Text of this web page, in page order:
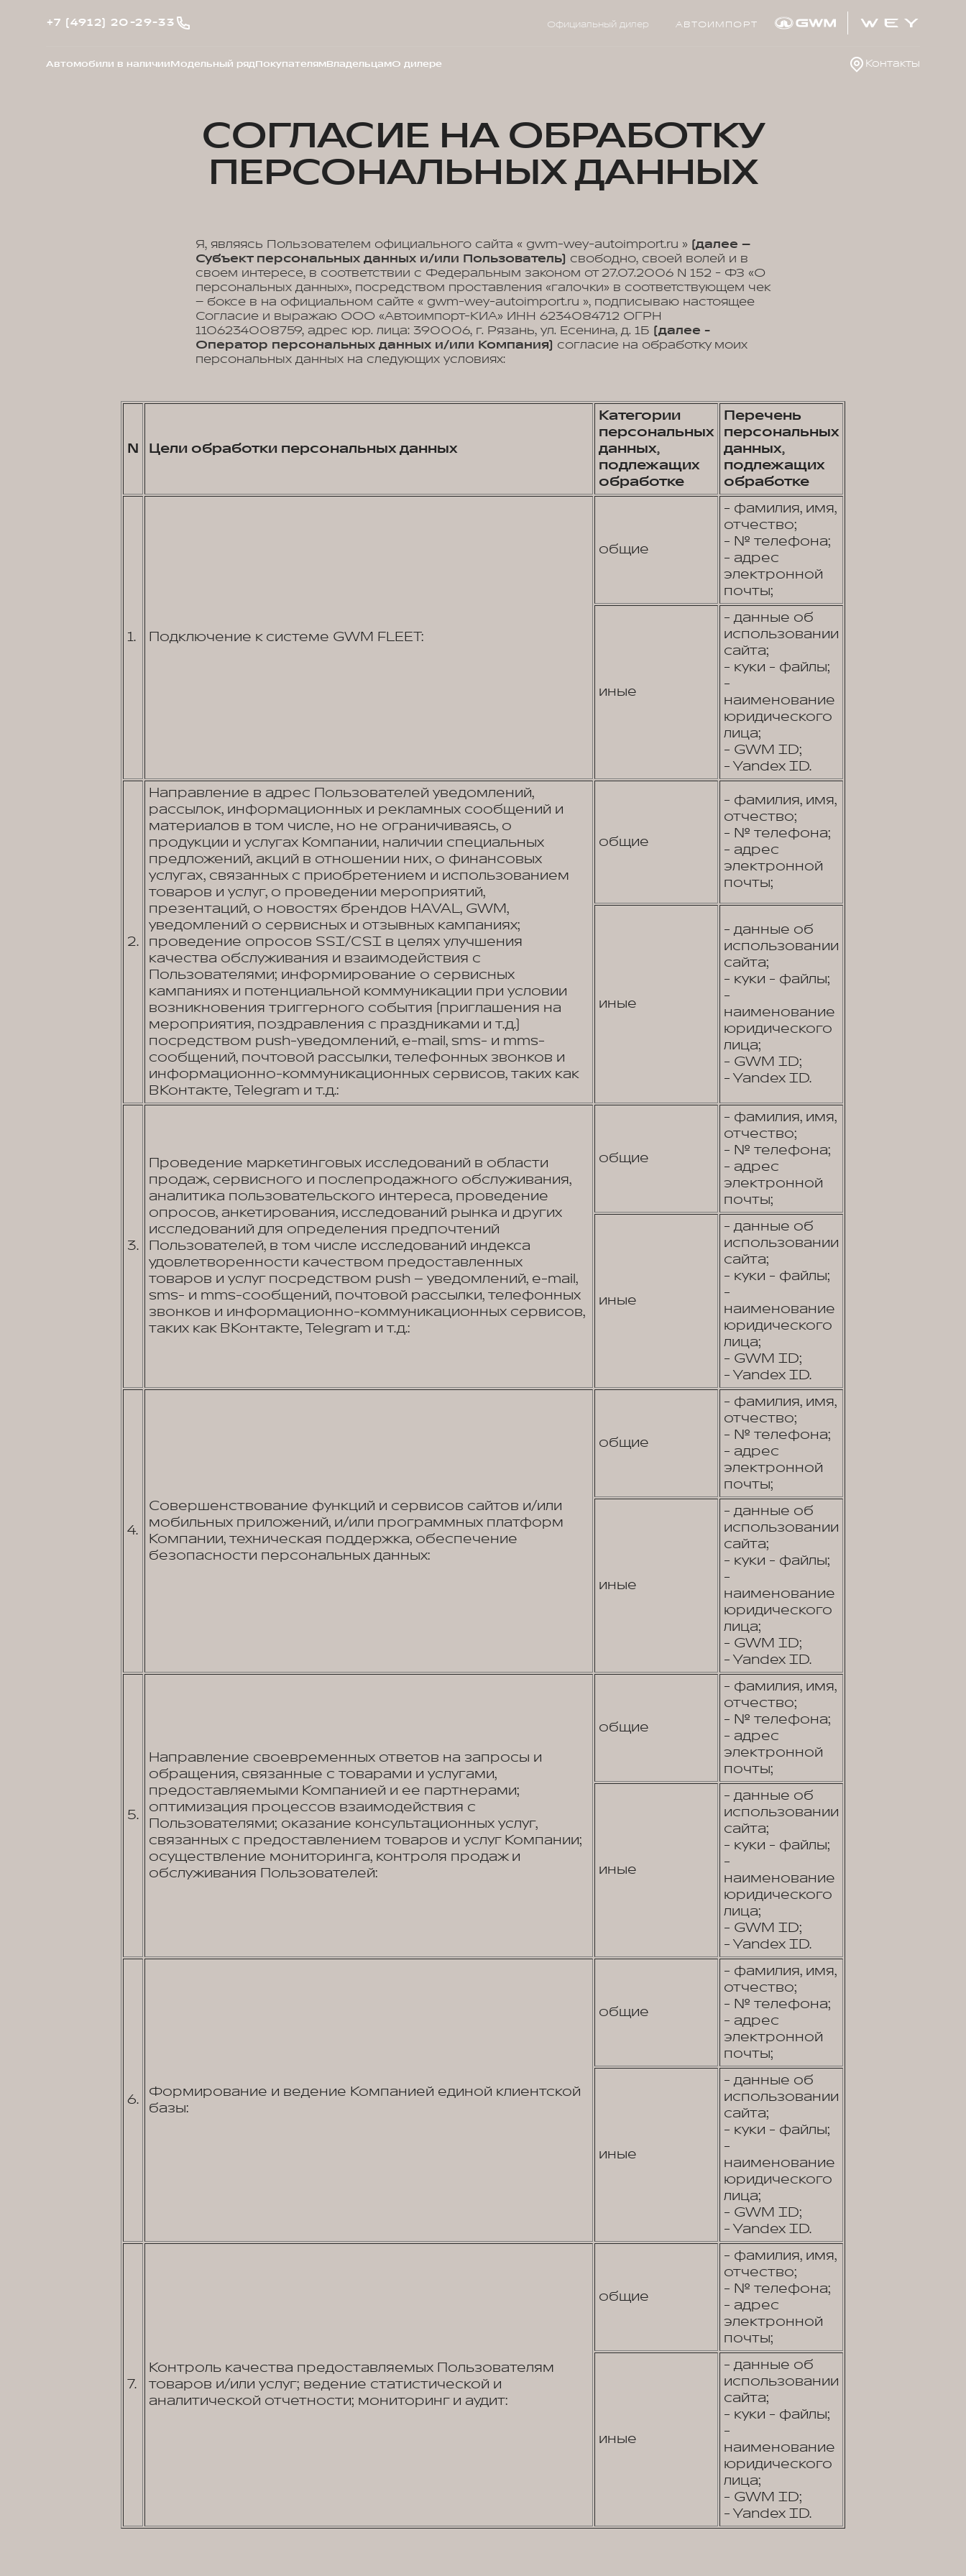
Официальный дилер АВТОИМПОРТ
Контакты
+7 (4912) 20-29-33
Автомобили в наличииМодельный рядПокупателямВладельцамО дилере
СОГЛАСИЕ НА ОБРАБОТКУ
ПЕРСОНАЛЬНЫХ ДАННЫХ
Я, являясь Пользователем официального сайта « gwm-wey-autoimport.ru » (далее –
Субъект персональных данных и/или Пользователь) свободно, своей волей и в
своем интересе, в соответствии с Федеральным законом от 27.07.2006 N 152 - ФЗ «О
персональных данных», посредством проставления «галочки» в соответствующем чек
– боксе в на официальном сайте « gwm-wey-autoimport.ru », подписываю настоящее
Согласие и выражаю ООО «Автоимпорт-КИА» ИНН 6234084712 ОГРН
1106234008759, адрес юр. лица: 390006, г. Рязань, ул. Есенина, д. 1Б (далее -
Оператор персональных данных и/или Компания) согласие на обработку моих
персональных данных на следующих условиях:
N Цели обработки персональных данных
Категории
персональных
данных,
подлежащих
обработке
Перечень
персональных
данных,
подлежащих
обработке
1. Подключение к системе GWM FLEET:
общие
- фамилия, имя,
отчество;
- № телефона;
- адрес
электронной
почты;
иные
- данные об
использовании
сайта;
- куки - файлы;
-
наименование
юридического
лица;
- GWM ID;
- Yandex ID.
2.
Направление в адрес Пользователей уведомлений,
рассылок, информационных и рекламных сообщений и
материалов в том числе, но не ограничиваясь, о
продукции и услугах Компании, наличии специальных
предложений, акций в отношении них, о финансовых
услугах, связанных с приобретением и использованием
товаров и услуг, о проведении мероприятий,
презентаций, о новостях брендов HAVAL, GWM,
уведомлений о сервисных и отзывных кампаниях;
проведение опросов SSI/CSI в целях улучшения
качества обслуживания и взаимодействия с
Пользователями; информирование о сервисных
кампаниях и потенциальной коммуникации при условии
возникновения триггерного события (приглашения на
мероприятия, поздравления с праздниками и т.д.)
посредством push-уведомлений, e-mail, sms- и mms-
сообщений, почтовой рассылки, телефонных звонков и
информационно-коммуникационных сервисов, таких как
ВКонтакте, Telegram и т.д.:
общие
- фамилия, имя,
отчество;
- № телефона;
- адрес
электронной
почты;
иные
- данные об
использовании
сайта;
- куки - файлы;
-
наименование
юридического
лица;
- GWM ID;
- Yandex ID.
3.
Проведение маркетинговых исследований в области
продаж, сервисного и послепродажного обслуживания,
аналитика пользовательского интереса, проведение
опросов, анкетирования, исследований рынка и других
исследований для определения предпочтений
Пользователей, в том числе исследований индекса
удовлетворенности качеством предоставленных
товаров и услуг посредством push – уведомлений, e-mail,
sms- и mms-сообщений, почтовой рассылки, телефонных
звонков и информационно-коммуникационных сервисов,
таких как ВКонтакте, Telegram и т.д.:
общие
- фамилия, имя,
отчество;
- № телефона;
- адрес
электронной
почты;
иные
- данные об
использовании
сайта;
- куки - файлы;
-
наименование
юридического
лица;
- GWM ID;
- Yandex ID.
4.
Совершенствование функций и сервисов сайтов и/или
мобильных приложений, и/или программных платформ
Компании, техническая поддержка, обеспечение
безопасности персональных данных:
общие
- фамилия, имя,
отчество;
- № телефона;
- адрес
электронной
почты;
иные
- данные об
использовании
сайта;
- куки - файлы;
-
наименование
юридического
лица;
- GWM ID;
- Yandex ID.
5.
Направление своевременных ответов на запросы и
обращения, связанные с товарами и услугами,
предоставляемыми Компанией и ее партнерами;
оптимизация процессов взаимодействия с
Пользователями; оказание консультационных услуг,
связанных с предоставлением товаров и услуг Компании;
осуществление мониторинга, контроля продаж и
обслуживания Пользователей:
общие
- фамилия, имя,
отчество;
- № телефона;
- адрес
электронной
почты;
иные
- данные об
использовании
сайта;
- куки - файлы;
-
наименование
юридического
лица;
- GWM ID;
- Yandex ID.
6.
Формирование и ведение Компанией единой клиентской
базы:
общие
- фамилия, имя,
отчество;
- № телефона;
- адрес
электронной
почты;
иные
- данные об
использовании
сайта;
- куки - файлы;
-
наименование
юридического
лица;
- GWM ID;
- Yandex ID.
7.
Контроль качества предоставляемых Пользователям
товаров и/или услуг; ведение статистической и
аналитической отчетности; мониторинг и аудит:
общие
- фамилия, имя,
отчество;
- № телефона;
- адрес
электронной
почты;
иные
- данные об
использовании
сайта;
- куки - файлы;
-
наименование
юридического
лица;
- GWM ID;
- Yandex ID.